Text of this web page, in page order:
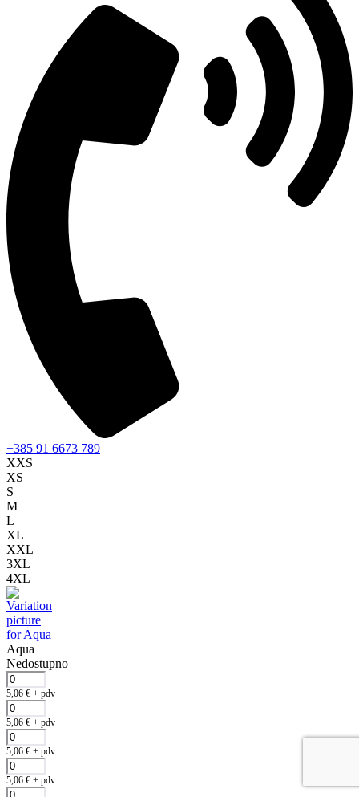
+385 91 6673 789
XXS
XS
S
M
L
XL
XXL
3XL
4XL
Aqua
Nedostupno
5,06 € + pdv
5,06 € + pdv
5,06 € + pdv
5,06 € + pdv